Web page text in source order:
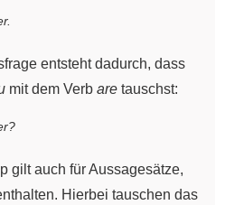
entsteht dadurch, dass
mit dem Verb are tauschst:
gilt auch für Aussagesätze,
Hierbei tauschen das